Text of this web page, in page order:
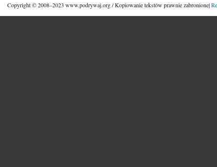
Copyright © 2008–2023 www.podrywaj.org / Kopiowanie tekstów prawnie zabronione|